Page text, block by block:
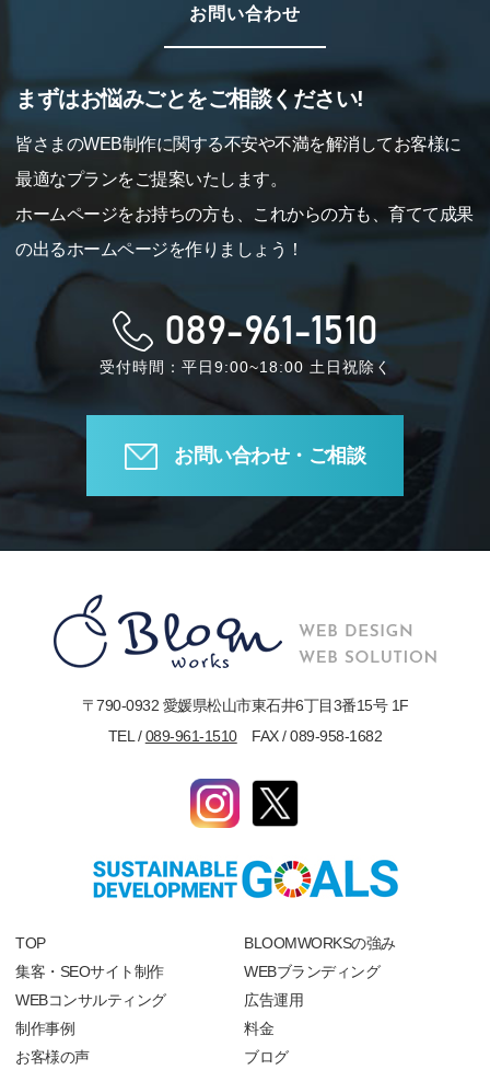
お問い合わせ
まずはお悩みごとをご相談ください!
皆さまのWEB制作に関する不安や不満を解消してお客様に
最適なプランをご提案いたします。
ホームページをお持ちの方も、これからの方も、育てて成果
の出るホームページを作りましょう！
089-961-1510
受付時間：平日9:00~18:00 土日祝除く
お問い合わせ・ご相談
〒790-0932 愛媛県松山市東石井6丁目3番15号 1F
TEL /089-961-1510FAX / 089-958-1682
TOP
BLOOMWORKSの強み
集客・SEOサイト制作
WEBブランディング
WEBコンサルティング
広告運用
制作事例
料金
お客様の声
ブログ